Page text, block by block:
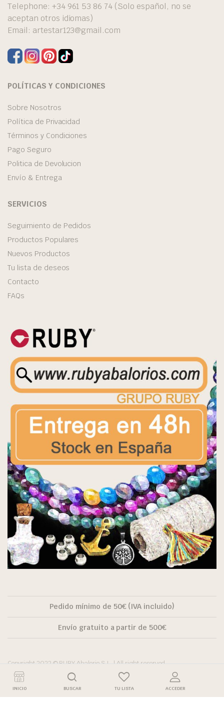
Telephone: +34 961 53 86 74 (Solo español, no se
aceptan otros idiomas)
Email: artestar123@gmail.com
POLÍTICAS Y CONDICIONES
Sobre Nosotros
Política de Privacidad
Términos y Condiciones
Pago Seguro
Politica de Devolucion
Envío & Entrega
SERVICIOS
Seguimiento de Pedidos
Productos Populares
Nuevos Productos
Tu lista de deseos
Contacto
FAQs
Pedido mínimo de 50€ (IVA incluido)
Envío gratuito a partir de 500€
Copyright 2022 © RUBY Abalorio S.L. | All right reserved.
INICIO BUSCAR TU LISTA ACCEDER